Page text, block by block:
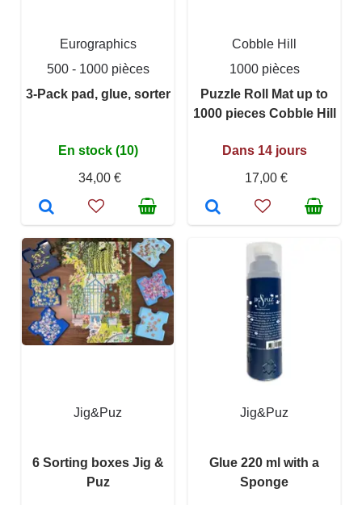
Eurographics
500 - 1000 pièces
3-Pack pad, glue, sorter
En stock (10)
34,00 €
Cobble Hill
1000 pièces
Puzzle Roll Mat up to
1000 pieces Cobble Hill
Dans 14 jours
17,00 €
Jig&Puz
6 Sorting boxes Jig &
Puz
Jig&Puz
Glue 220 ml with a
Sponge